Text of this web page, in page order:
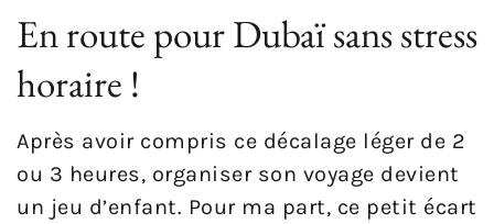
En route pour Dubaï sans stress
horaire !
Après avoir compris ce décalage léger de 2
ou 3 heures, organiser son voyage devient
un jeu d’enfant. Pour ma part, ce petit écart